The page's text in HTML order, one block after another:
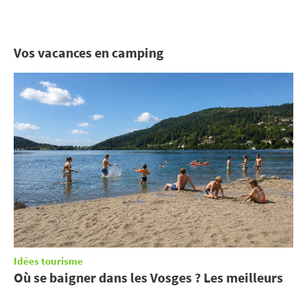
Vos vacances en camping
Idées tourisme
Où se baigner dans les Vosges ? Les meilleurs